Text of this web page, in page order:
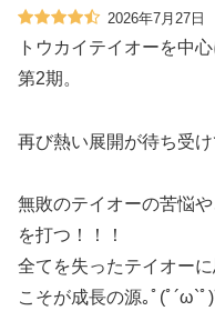
2026年7月27日
トウカイテイオーを中
第2期。
再び熱い展開が待ち受
無敗のテイオーの苦悩
を打つ！！！
全てを失ったテイオー
こそが成長の源｡ﾟ(ﾟ´ω`ﾟ)